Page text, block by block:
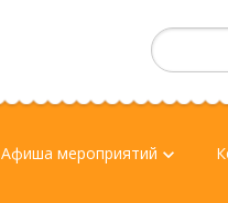
Афиша мероприятий keyboard_arrow_down